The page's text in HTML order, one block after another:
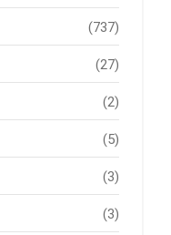
(737)
(27)
(2)
(5)
(3)
(3)